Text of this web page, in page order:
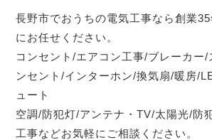
長野市でおうちの電気工事なら創業
にお任せください。
コンセント/エアコン工事/ブレーカー/
ンセント/インターホン/換気扇/暖房/
ュート
空調/防犯灯/アンテナ・TV/太陽光/防
工事などお気軽にご相談ください。